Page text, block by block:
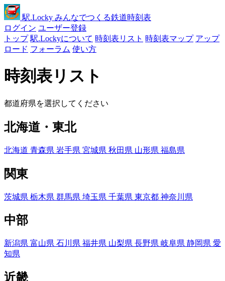
駅.Locky みんなでつくる鉄道時刻表
ログイン ユーザー登録
トップ 駅.Lockyについて 時刻表リスト 時刻表マップ アップ
ロード フォーラム 使い方
時刻表リスト
都道府県を選択してください
北海道・東北
北海道 青森県 岩手県 宮城県 秋田県 山形県 福島県
関東
茨城県 栃木県 群馬県 埼玉県 千葉県 東京都 神奈川県
中部
新潟県 富山県 石川県 福井県 山梨県 長野県 岐阜県 静岡県 愛
知県
近畿